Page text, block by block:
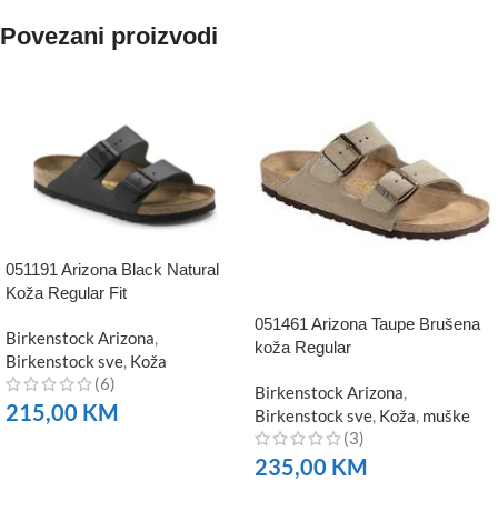
Povezani proizvodi
051191 Arizona Black Natural
Koža Regular Fit
Birkenstock Arizona,
Birkenstock sve, Koža
(6)
215,00 KM
051461 Arizona Taupe Brušena
koža Regular
Birkenstock Arizona
Birkenstock sve Koža muške
(3)
235,00 KM